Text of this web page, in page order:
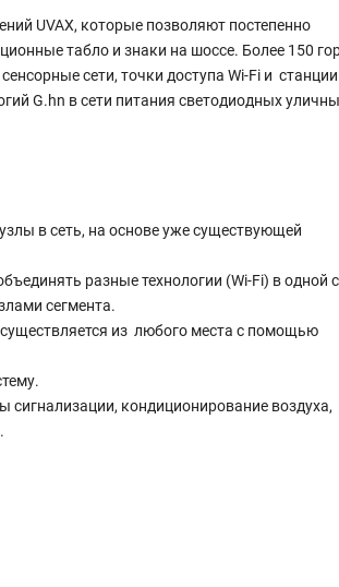
UVAX, которые позволяют постепенно
табло и знаки на шоссе. Более 150
сети, точки доступа Wi-Fi и
G.hn в сети питания светодиодных
в сеть, на основе уже существующей
разные технологии (Wi-Fi) в одной
сегмента.
из любого места с помощью
сигнализации, кондиционирование воздуха,